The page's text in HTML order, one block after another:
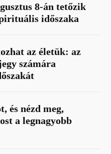
8-án tetőzik
időszaka
az életük: az
számára
és nézd meg,
a legnagyobb